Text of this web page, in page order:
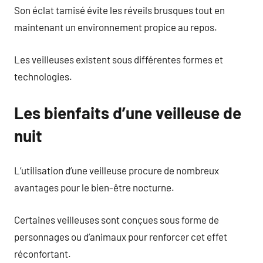
Son éclat tamisé évite les réveils brusques tout en
maintenant un environnement propice au repos.
Les veilleuses existent sous différentes formes et
technologies.
Les bienfaits d’une veilleuse de
nuit
L’utilisation d’une veilleuse procure de nombreux
avantages pour le bien-être nocturne.
Certaines veilleuses sont conçues sous forme de
personnages ou d’animaux pour renforcer cet effet
réconfortant.